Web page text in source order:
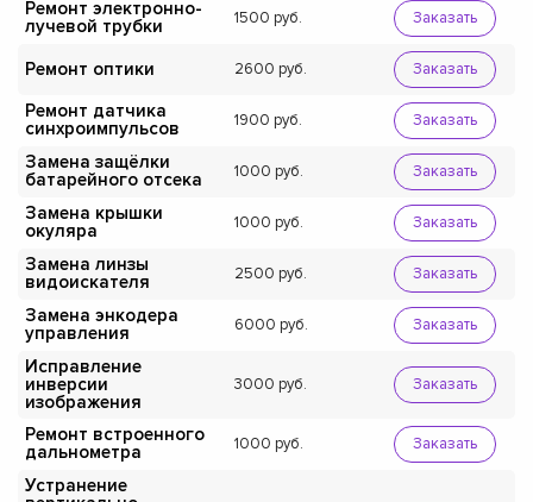
Ремонт электронно-
лучевой трубки
1500 Заказать
Ремонт оптики 2600 Заказать
Ремонт датчика
синхроимпульсов
1900 Заказать
Замена защёлки
батарейного отсека
1000 Заказать
Замена крышки
окуляра
1000 Заказать
Замена линзы
видоискателя
2500 Заказать
Замена энкодера
управления
6000 Заказать
Исправление
инверсии
изображения
3000 Заказать
Ремонт встроенного
дальнометра
1000 Заказать
Устранение